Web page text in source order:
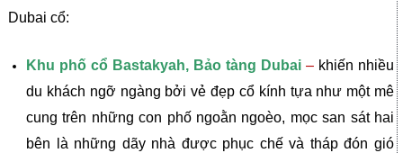
Dubai cổ:
Khu phố cổ Bastakyah, Bảo tàng Dubai – khiến nhiều
du khách ngỡ ngàng bởi vẻ đẹp cổ kính tựa như một mê
cung trên những con phố ngoằn ngoèo, mọc san sát hai
bên là những dãy nhà được phục chế và tháp đón gió